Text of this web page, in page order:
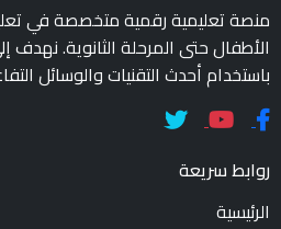
منصة تعليمية رقمية متخصصة في
الأطفال حتى المرحلة الثانوية. نهدف
باستخدام أحدث التقنيات والوسائل
روابط سريعة
الرئيسية